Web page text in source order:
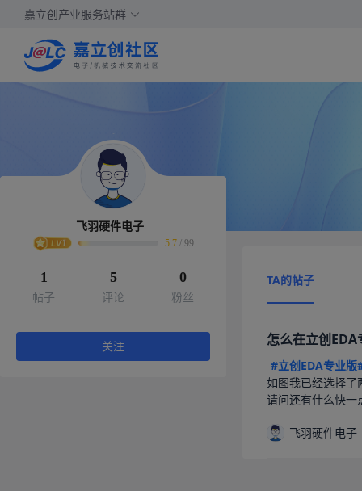
嘉立创产业服务站群
飞羽硬件电子
5.7 / 99
1
帖子
5
评论
0
粉丝
关注
TA的帖子
怎么在立创
#立创EDA专业版
如图我已经选择了
请问还有什么快
飞羽硬件电子